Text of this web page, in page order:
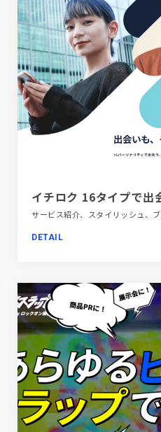
DETAIL